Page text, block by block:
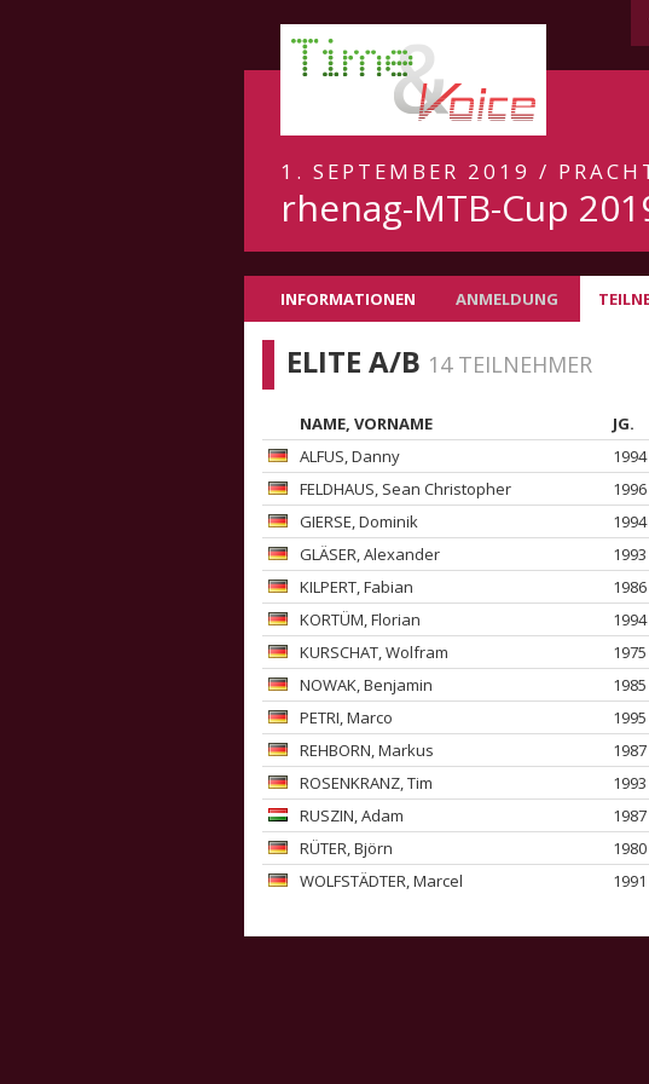
1. SEPTEMBER 2019 /
rhenag-MTB-Cup
INFORMATIONEN ANMELDUNG
ELITE A/B 14 TEILNEHMER
NAME, VORNAME JG.
ALFUS, Danny 1994
FELDHAUS, Sean Christopher 1996
GIERSE, Dominik 1994
GLÄSER, Alexander 1993
KILPERT, Fabian 1986
KORTÜM, Florian 1994
KURSCHAT, Wolfram 1975
NOWAK, Benjamin 1985
PETRI, Marco 1995
REHBORN, Markus 1987
ROSENKRANZ, Tim 1993
RUSZIN, Adam 1987
RÜTER, Björn 1980
WOLFSTÄDTER, Marcel 1991